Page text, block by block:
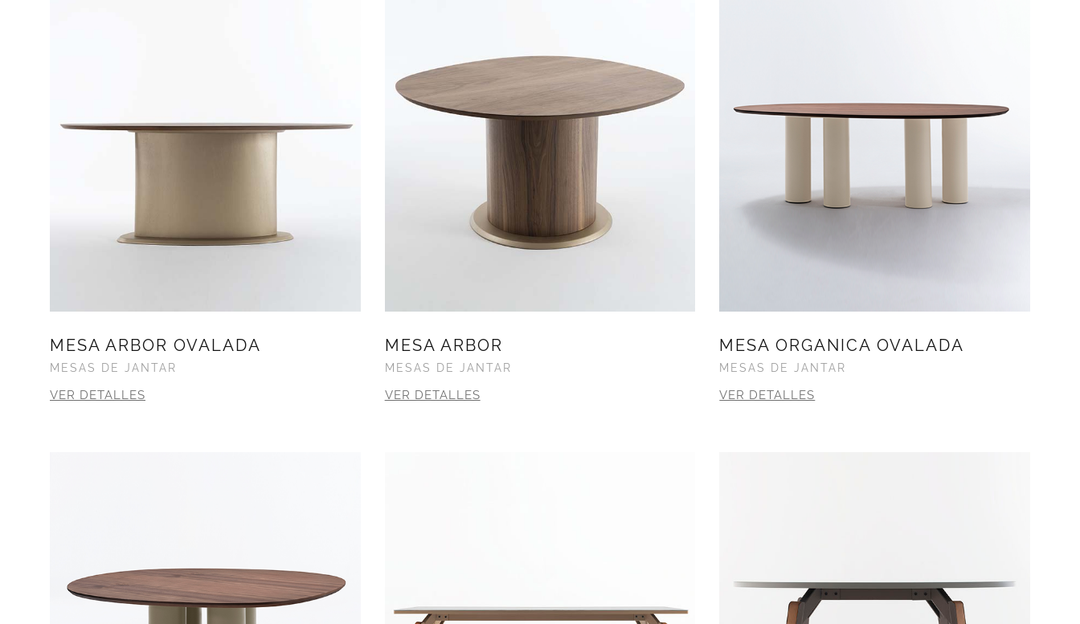
MESA ARBOR OVALADA
MESAS DE JANTAR
VER DETALLES
MESA ARBOR
MESAS DE JANTAR
VER DETALLES
MESA ORGANICA OVALADA
MESAS DE JANTAR
VER DETALLES